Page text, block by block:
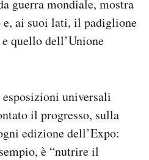
guerra mondiale, mostra
ai suoi lati, il padiglione
quello dell’Unione
universali
il progresso, sulla
edizione dell’Expo:
è “nutrire il